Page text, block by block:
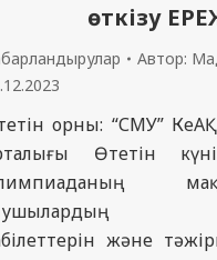
өткізу
Автор:
орны: “СМУ”
Өтетін
және